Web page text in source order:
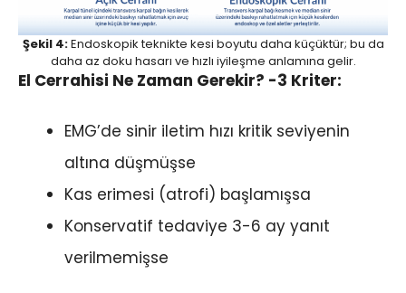
Şekil 4:Endoskopik teknikte kesi boyutu daha küçüktür; bu da
daha az doku hasarı ve hızlı iyileşme anlamına gelir.
El Cerrahisi Ne Zaman Gerekir? -3 Kriter:
EMG’de sinir iletim hızı kritik seviyenin
altına düşmüşse
Kas erimesi (atrofi) başlamışsa
Konservatif tedaviye 3-6 ay yanıt
verilmemişse